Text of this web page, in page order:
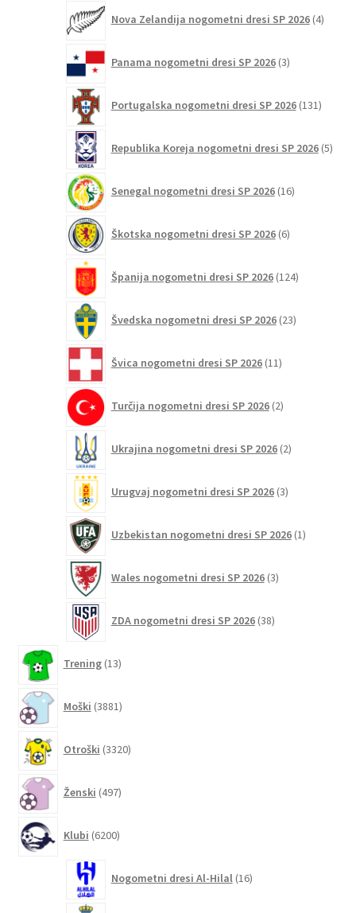
Nova Zelandija nogometni dresi SP 2026 4izdelki
Panama nogometni dresi SP 2026 3izdelki
Portugalska nogometni dresi SP 2026 131
Republika Koreja nogometni dresi SP 2026 5
Senegal nogometni dresi SP 2026 16izdelkov
Škotska nogometni dresi SP 2026 6izdelkov
Španija nogometni dresi SP 2026 124izdelkov
Švedska nogometni dresi SP 2026 23izdelkov
Švica nogometni dresi SP 2026 11izdelkov
Turčija nogometni dresi SP 2026 2izdelka
Ukrajina nogometni dresi SP 2026 2izdelka
Urugvaj nogometni dresi SP 2026 3izdelki
Uzbekistan nogometni dresi SP 2026 1izdelek
Wales nogometni dresi SP 2026 3izdelki
ZDA nogometni dresi SP 2026 38izdelkov
Trening 13izdelkov
Moški 3881izdelkov
Otroški 3320izdelkov
Ženski 497izdelkov
Klubi 6200izdelkov
Nogometni dresi Al-Hilal 16izdelkov